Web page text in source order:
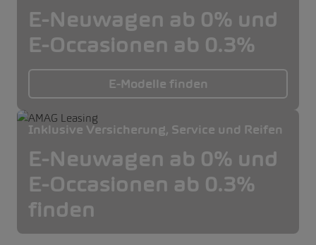
E-Neuwagen ab 0% und
E-Occasionen ab 0.3%
E-Modelle finden
Inklusive Versicherung, Service und Reifen
E-Neuwagen ab 0% und
E-Occasionen ab 0.3%
finden